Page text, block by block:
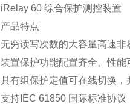
iRelay 60 综合保护测控装置
产品特点
无穷读写次数的大容量高速
装置保护功能配置齐全、性能
具有组保护定值可在线切换
支持IEC 61850 国际标准协